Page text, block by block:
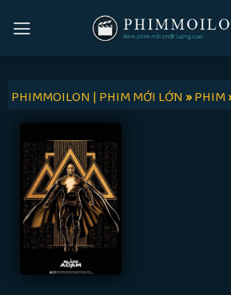
PHIMMOILON | PHIM MỚI LỚN»PHIM